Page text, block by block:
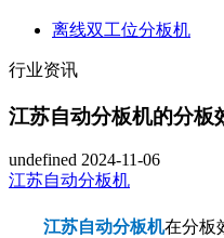
离线双工位分板机
行业资讯
江苏自动分板机的分板
undefined 2024-11-06
江苏自动分板机
江苏自动分板机在分板